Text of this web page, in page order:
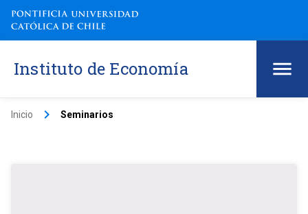
Instituto de Economía
Inicio keyboard_arrow_right Seminarios